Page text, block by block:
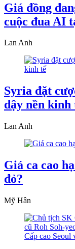
Giá đồng
cuộc đua AI
Lan Anh
Syria đặt
dậy nền kinh
Lan Anh
Giá ca cao
đỏ?
Mỹ Hân